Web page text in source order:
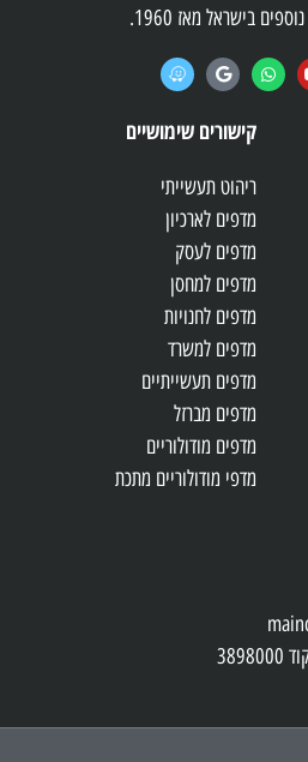
בישראל מאז 1960.
קישורים שימושיים
ריהוט תעשייתי
מדפים לארכיון
מדפים לעסק
מדפים למחסן
מדפים לחנויות
מדפים למשרד
מדפים תעשייתיים
מדפים מברזל
מדפים מודולוריים
מדפי מודולוריים מתכת